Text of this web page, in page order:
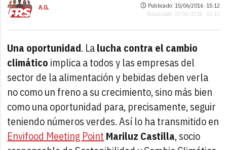
A.G. Publicado: 15/06/2016 ·15:12
Actualizado: 15/06/2016 · 15:12
Una oportunidad. Lalucha contra el cambio
climático implica a todos y las empresas del
sector de la alimentación y bebidas deben verla
no como un freno a su crecimiento, sino más bien
como una oportunidad para, precisamente, seguir
teniendo números verdes. Así lo ha transmitido en
Envifood Meeting Point Mariluz Castilla, socio